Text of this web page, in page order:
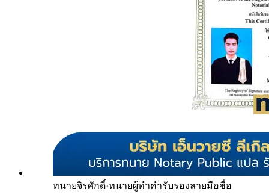
ทนายจิรศักดิ์·ทนายผู้ทำคำรับรองลายมือชื่อ